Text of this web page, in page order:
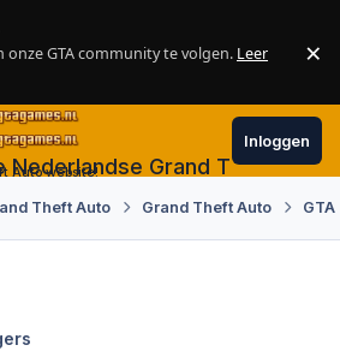
onze GTA community te volgen. Leer
×
Nederlandse Grand Theft Auto
Auto website!
Inloggen
Theft Auto Grand Theft Auto